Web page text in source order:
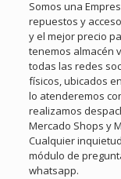
Somos una
repuestos y
y el mejor precio
tenemos almacén
todas las redes
físicos, ubicados
lo atenderemos
realizamos
Mercado Shops y
Cualquier
módulo de
whatsapp.